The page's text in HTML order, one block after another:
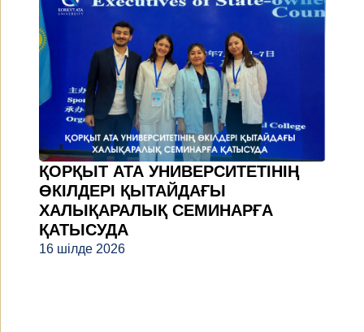
ҚОРҚЫТ АТА УНИВЕРСИТЕТІНІҢ
ӨКІЛДЕРІ ҚЫТАЙДАҒЫ
ХАЛЫҚАРАЛЫҚ СЕМИНАРҒА
ҚАТЫСУДА
16 шілде 2026